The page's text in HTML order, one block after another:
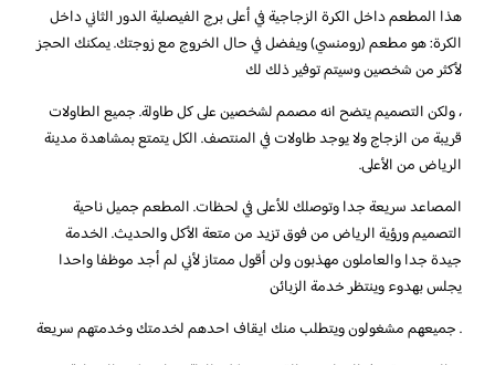
هذا المطعم داخل الكرة الزجاجية في أعلى برج الفيصلية الدور الثاني داخل
الكرة: هو مطعم (رومنسي) ويفضل في حال الخروج مع زوجتك. يمكنك الحجز
لأكثر من شخصين وسيتم توفير ذلك لك
، ولكن التصميم يتضح انه مصمم لشخصين على كل طاولة. جميع الطاولات
قريبة من الزجاج ولا يوجد طاولات في المنتصف. الكل يتمتع بمشاهدة مدينة
الرياض من الأعلى.
المصاعد سريعة جدا وتوصلك للأعلى في لحظات. المطعم جميل ناحية
التصميم ورؤية الرياض من فوق تزيد من متعة الأكل والحديث. الخدمة
جيدة جدا والعاملون مهذبون ولن أقول ممتاز لأني لم أجد موظفا واحدا
يجلس بهدوء وينتظر خدمة الزبائن
. جميعهم مشغولون ويتطلب منك ايقاف احدهم لخدمتك وخدمتهم سريعة